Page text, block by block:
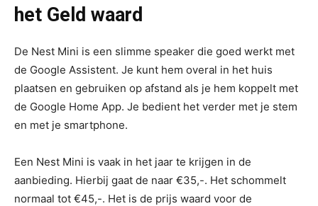
het Geld waard
De Nest Mini is een slimme speaker die goed werkt met
de Google Assistent. Je kunt hem overal in het huis
plaatsen en gebruiken op afstand als je hem koppelt met
de Google Home App. Je bedient het verder met je stem
en met je smartphone.
Een Nest Mini is vaak in het jaar te krijgen in de
aanbieding. Hierbij gaat de naar €35,-. Het schommelt
normaal tot €45,-. Het is de prijs waard voor de